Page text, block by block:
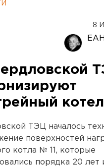
8
котел
ТЭЦ началось
поверхностей
котла № 11, которые
порядка 20 лет